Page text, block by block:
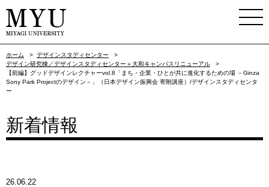
ホーム > デザインスタディセンター
>
デザイン研究棟／デザインスタディセンター＋大和キャンパスリニューアル
>
【前編】グッドデザインレクチャーvol.8「まち・企業・ひとが共に進化するための場 －Ginza
Sony Park Projectのデザイン－」（日本デザイン振興会 寄附講座）/デザインスタディセンタ
ー
新着情報
26.06.22